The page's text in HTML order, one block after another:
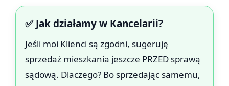
✅ Jak działamy w Kancelarii?
Jeśli moi Klienci są zgodni, sugeruję
sprzedaż mieszkania jeszcze PRZED sprawą
sądową. Dlaczego? Bo sprzedając samemu,